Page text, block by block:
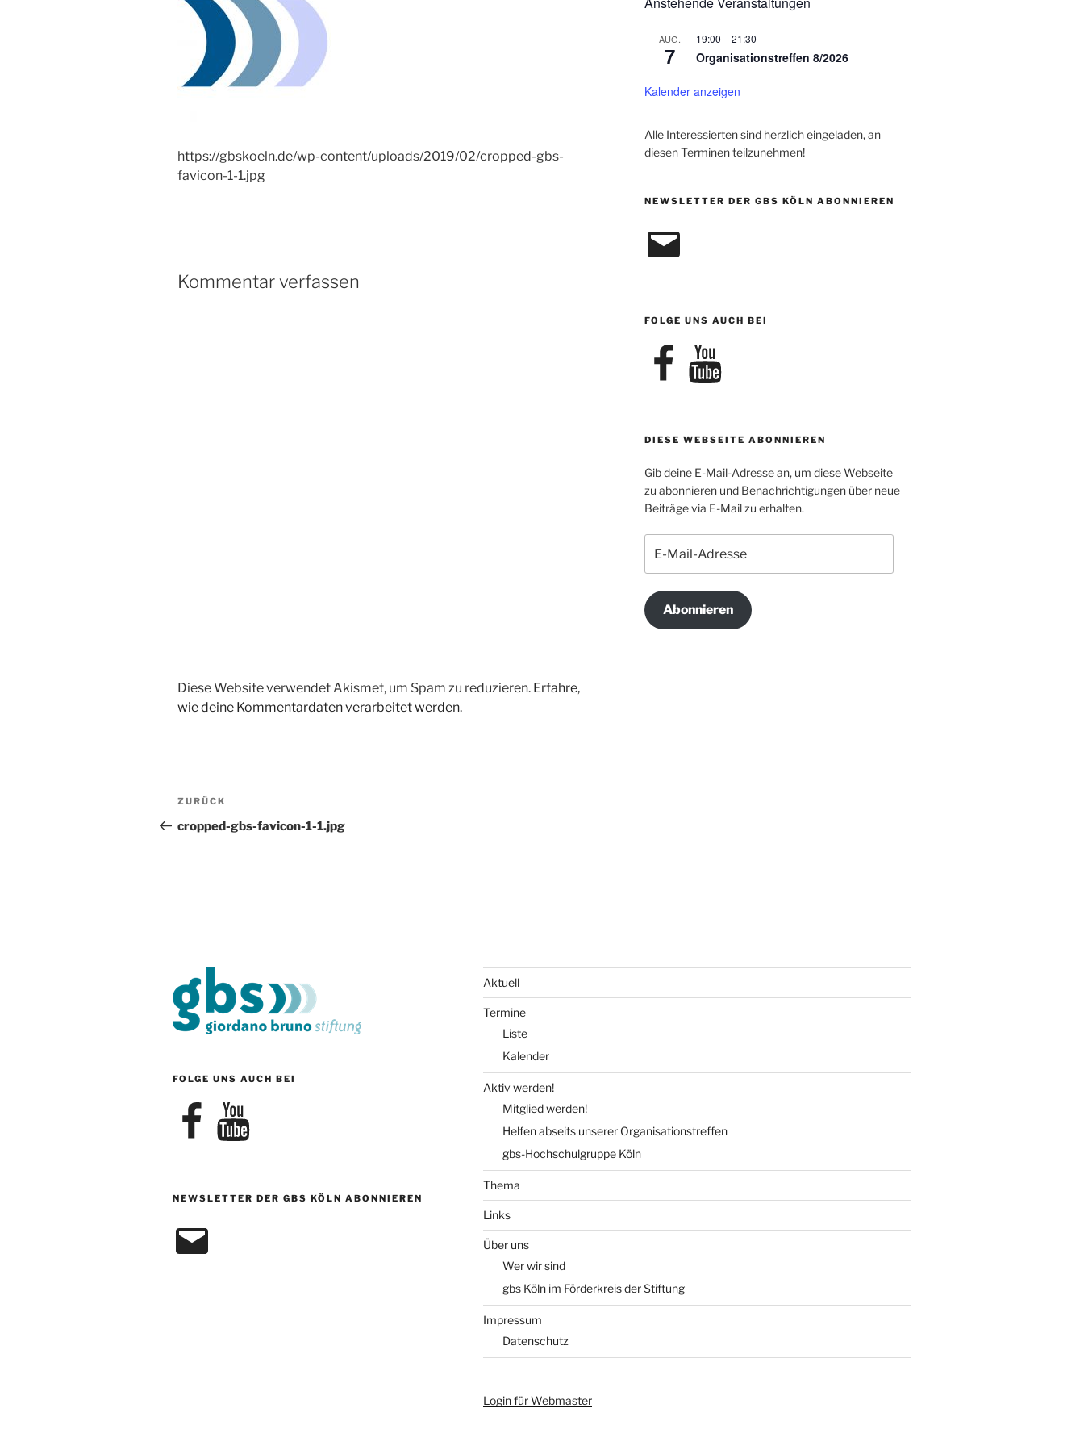
https://gbskoeln.de/wp-content/uploads/2019/02/cropped-gbs-
favicon-1-1.jpg
Kommentar verfassen
Diese Website verwendet Akismet, um Spam zu reduzieren. Erfahre,
wie deine Kommentardaten verarbeitet werden.
Beitragsnavigation
Vorheriger
Beitrag
ZURÜCK
cropped-gbs-favicon-1-1.jpg
AUG.
7
19:00 –21:30
Organisationstreffen 8/2026
Kalender anzeigen
Alle Interessierten sind herzlich eingeladen, an
diesen Terminen teilzunehmen!
NEWSLETTER DER GBS KÖLN ABONNIEREN
E-
Mail
FOLGE UNS AUCH BEI
Facebook YouTube
DIESE WEBSEITE ABONNIEREN
Gib deine E-Mail-Adresse an, um diese Webseite
zu abonnieren und Benachrichtigungen über neue
Beiträge via E-Mail zu erhalten.
Mail-
Adresse
Abonnieren
FOLGE UNS AUCH BEI
Facebook YouTube
NEWSLETTER DER GBS KÖLN ABONNIEREN
E-
Mail
Aktuell
Termine
Liste
Kalender
Aktiv werden!
Mitglied werden!
Helfen abseits unserer Organisationstreffen
gbs-Hochschulgruppe Köln
Thema
Links
Über uns
Wer wir sind
gbs Köln im Förderkreis der Stiftung
Impressum
Datenschutz
Login für Webmaster